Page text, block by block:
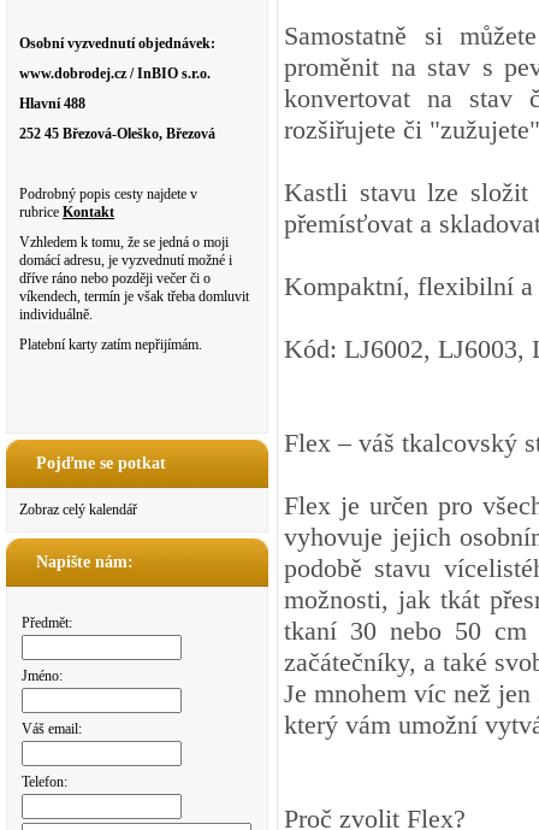
Osobní vyzvednutí objednávek:
www.dobrodej.cz / InBIO s.r.o.
Hlavní 488
252 45 Březová-Oleško, Březová
Podrobný popis cesty najdete v
rubrice Kontakt
Vzhledem k tomu, že se jedná o moji
domácí adresu, je vyzvednutí možné i
dříve ráno nebo později večer či o
víkendech, termín je však třeba domluvit
individuálně.
Platební karty zatím nepřijímám.
Pojďme se potkat
Zobraz celý kalendář
Napište nám:
Předmět:
Jméno:
Váš email:
Telefon:
Samostatně si
proměnit na stav s
konvertovat na stav
rozšiřujete či
Kastli stavu lze složit
přemísťovat a
Kompaktní, flexibilní
Kód: LJ6002, LJ6003,
Flex – váš tkalcovský
Flex je určen pro
vyhovuje jejich
podobě stavu
možnosti, jak tkát
tkaní 30 nebo 50 cm
začátečníky, a také
Je mnohem víc než
který vám umožní
Proč zvolit Flex?